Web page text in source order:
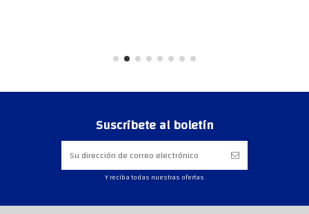
Suscríbete al boletín
Y reciba todas nuestras ofertas